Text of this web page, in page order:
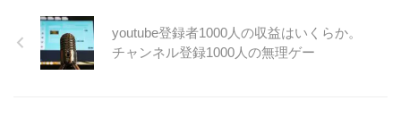
youtube登録者1000人の収益はいくらか。
チャンネル登録1000人の無理ゲー